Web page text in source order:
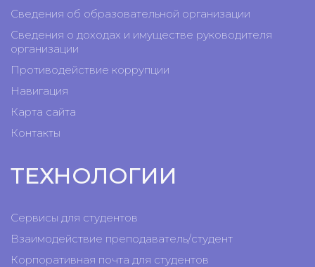
Сведения об образовательной организации
Сведения о доходах и имуществе руководителя
организации
Противодействие коррупции
Навигация
Карта сайта
Контакты
ТЕХНОЛОГИИ
Сервисы для студентов
Взаимодействие преподаватель/студент
Корпоративная почта для студентов